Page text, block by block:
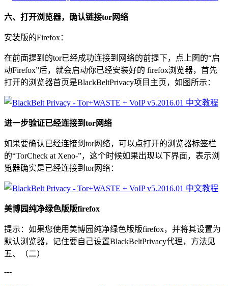
六、打开浏览器，确认链接tor网络
安装版的Firefox：
在前面提到的tor已经成功连接到网络的前提下，点上图的“启
动Firefox”后，就会启动你已经安装好的 firefox浏览器，首先
打开的浏览器首页是BlackBeltPrivacy项目主页，如图所示：
进一步验证已经连接到tor网络
如果要确认已经连接到tor网络，可以点打开的浏览器标签栏
的“TorCheck at Xeno-”，这个时候如果出现以下界面，表示浏
览器确实是已经连接到tor网络：
美博园纯净绿色版版firefox
提示：如果您使用美博园纯净绿色版版firefox，并将其设置为
默认浏览器，记住要自己设置BlackBeltPrivacy代理，方法见
五、（二）
---